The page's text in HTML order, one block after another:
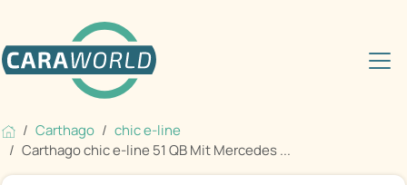
Carthago
chic e-line
Carthago chic e-line 51 QB Mit Mercedes ...